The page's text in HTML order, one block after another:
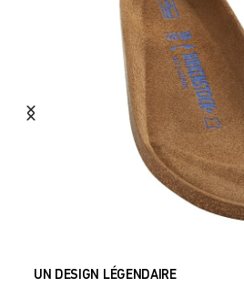
UN DESIGN LÉGENDAIRE